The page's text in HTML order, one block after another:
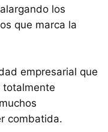
los
que marca la
empresarial que
totalmente
combatida.